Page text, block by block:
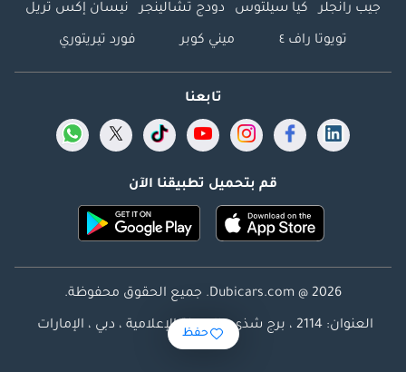
حفظ
جيب رانجلر كيا سيلتوس دودج تشالينجر نيسان إكس تريل
تويوتا راف ٤ ميني كوبر فورد تيريتوري
تابعنا
قم بتحميل تطبيقنا الآن
Dubicars.com @ 2026. جميع الحقوق محفوظة.
العنوان: 2114 ، برج شذى ، المدينة الإعلامية ، دبي ، الإمارات